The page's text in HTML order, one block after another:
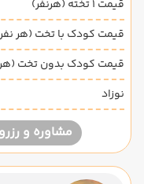
قیمت 1 تخته (هرنفر)
قیمت کودک با تخت (هر
قیمت کودک بدون تخت
نوزاد
مشاوره و